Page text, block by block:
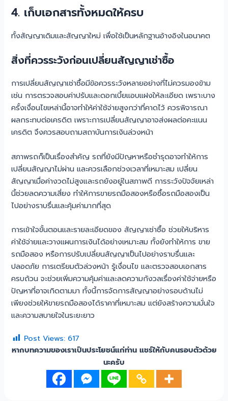
4. เก็บเอกสารทั้งหมดให้ครบ
ทั้งสัญญาเดิมและสัญญาใหม่ เพื่อใช้เป็นหลักฐานอ้างอิงในอนาคต
สิ่งที่ควรระวังก่อนเปลี่ยนสัญญาเช่าซื้อ
การเปลี่ยนสัญญาเช่าซื้อมีข้อควรระวังหลายอย่างที่ไม่ควรมองข้าม
เช่น การตรวจสอบค่าปรับและดอกเบี้ยแอบแฝงให้ละเอียด เพราะบาง
ครั้งเงื่อนไขเหล่านี้อาจทำให้ค่าใช้จ่ายสูงกว่าที่คาดไว้ ควรพิจารณา
ผลกระทบต่อเครดิต เพราะการเปลี่ยนสัญญาอาจส่งผลต่อคะแนน
เครดิต จึงควรสอบถามสถาบันการเงินล่วงหน้า
สภาพรถก็เป็นเรื่องสำคัญ รถที่ยังมีปัญหาหรือชำรุดอาจทำให้การ
เปลี่ยนสัญญาไม่ผ่าน และควรเลือกช่วงเวลาที่เหมาะสม เปลี่ยน
สัญญาเมื่อค่างวดไม่สูงและรถยังอยู่ในสภาพดี การระวังปัจจัยเหล่า
นี้ช่วยลดความเสี่ยง ทำให้การขายรถมือสองหรือซื้อรถมือสองเป็น
ไปอย่างราบรื่นและคุ้มค่ามากที่สุด
การเข้าใจขั้นตอนและรายละเอียดของ สัญญาเช่าซื้อ ช่วยให้บริหาร
ค่าใช้จ่ายและวางแผนการเงินได้อย่างเหมาะสม ทั้งยังทำให้การ ขาย
รถมือสอง หรือการปรับเปลี่ยนสัญญาเป็นไปอย่างราบรื่นและ
ปลอดภัย การเตรียมตัวล่วงหน้า รู้เงื่อนไข และตรวจสอบเอกสาร
ครบถ้วน จะช่วยเพิ่มความคุ้มค่าและลดความกังวลเรื่องค่าใช้จ่ายหรือ
ปัญหาที่อาจเกิดตามมา ทั้งนี้การจัดการสัญญาอย่างรอบด้านไม่
เพียงช่วยให้ขายรถมือสองได้ราคาที่เหมาะสม แต่ยังสร้างความมั่นใจ
และความสบายใจในระยะยาว
Post Views: 617
หากบทความของเราเป็นประโยชน์แก่ท่าน แชร์ให้กับคนรอบตัวด้วย
นะครับ